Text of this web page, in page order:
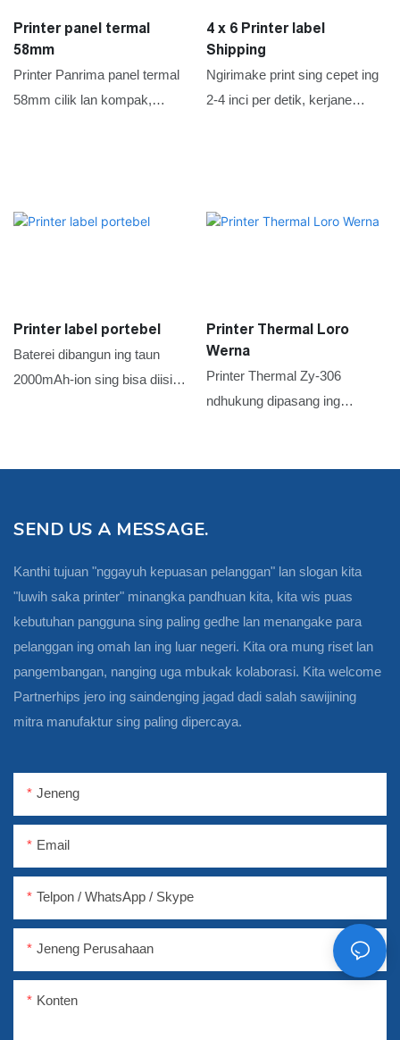
Printer panel termal
58mm
Printer Panrima panel termal
58mm cilik lan kompak,
4 x 6 Printer label
Shipping
Ngirimake print sing cepet ing
2-4 inci per detik, kerjane
kanggo percetakan sing akurat
Printer label portebel
Baterei dibangun ing taun
2000mAh-ion sing bisa diisi
Printer Thermal Loro
Werna
Printer Thermal Zy-306
ndhukung dipasang ing
SEND US A MESSAGE.
Kanthi tujuan "nggayuh kepuasan pelanggan" lan slogan kita
"luwih saka printer" minangka pandhuan kita, kita wis puas
kebutuhan pangguna sing paling gedhe lan menangake para
pelanggan ing omah lan ing luar negeri. Kita ora mung riset lan
pangembangan, nanging uga mbukak kolaborasi. Kita welcome
Partnerhips jero ing saindenging jagad dadi salah sawijining
mitra manufaktur sing paling dipercaya.
Jeneng
Email
Telpon / WhatsApp / Skype
Jeneng Perusahaan
Konten